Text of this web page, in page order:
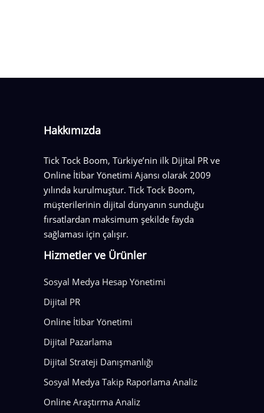
Hakkımızda
Tick Tock Boom, Türkiye’nin ilk Dijital PR ve
Online İtibar Yönetimi Ajansı olarak 2009
yılında kurulmuştur. Tick Tock Boom,
müşterilerinin dijital dünyanın sunduğu
fırsatlardan maksimum şekilde fayda
sağlaması için çalışır.
Hizmetler ve Ürünler
Sosyal Medya Hesap Yönetimi
Dijital PR
Online İtibar Yönetimi
Dijital Pazarlama
Dijital Strateji Danışmanlığı
Sosyal Medya Takip Raporlama Analiz
Online Araştırma Analiz